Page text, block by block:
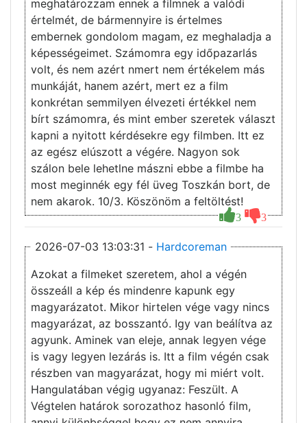
3 3
meghatározzam ennek a filmnek a valódi
értelmét, de bármennyire is értelmes
embernek gondolom magam, ez meghaladja a
képességeimet. Számomra egy időpazarlás
volt, és nem azért nmert nem értékelem más
munkáját, hanem azért, mert ez a film
konkrétan semmilyen élvezeti értékkel nem
bírt számomra, és mint ember szeretek választ
kapni a nyitott kérdésekre egy filmben. Itt ez
az egész elúszott a végére. Nagyon sok
szálon bele lehetlne mászni ebbe a filmbe ha
most meginnék egy fél üveg Toszkán bort, de
nem akarok. 10/3. Köszönöm a feltöltést!
2026-07-03 13:03:31 - Hardcoreman
Azokat a filmeket szeretem, ahol a végén
összeáll a kép és mindenre kapunk egy
magyarázatot. Mikor hirtelen vége vagy nincs
magyarázat, az bosszantó. Igy van beálítva az
agyunk. Aminek van eleje, annak legyen vége
is vagy legyen lezárás is. Itt a film végén csak
részben van magyarázat, hogy mi miért volt.
Hangulatában végig ugyanaz: Feszült. A
Végtelen határok sorozathoz hasonló film,